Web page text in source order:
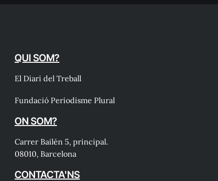
QUI SOM?
El Diari del Treball
Fundació Periodisme Plural
ON SOM?
Carrer Bailén 5, principal.
08010, Barcelona
CONTACTA'NS